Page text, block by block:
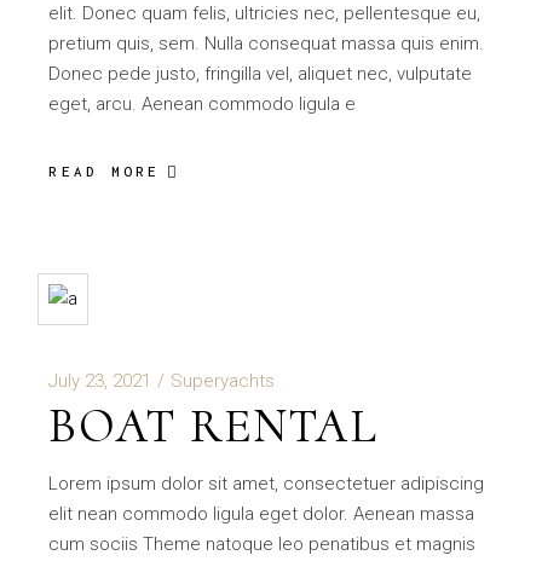
elit. Donec quam felis, ultricies nec, pellentesque eu,
pretium quis, sem. Nulla consequat massa quis enim.
Donec pede justo, fringilla vel, aliquet nec, vulputate
eget, arcu. Aenean commodo ligula e
READ MORE
July 23, 2021 Superyachts
BOAT RENTAL
Lorem ipsum dolor sit amet, consectetuer adipiscing
elit nean commodo ligula eget dolor. Aenean massa
cum sociis Theme natoque leo penatibus et magnis